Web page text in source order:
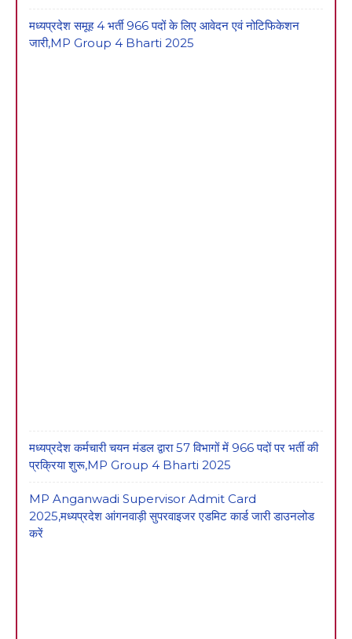
मध्यप्रदेश समूह 4 भर्ती 966 पदों के लिए आवेदन एवं नोटिफिकेशन
जारी,MP Group 4 Bharti 2025
मध्यप्रदेश कर्मचारी चयन मंडल द्वारा 57 विभागों में 966 पदों पर भर्ती की
प्रक्रिया शुरू,MP Group 4 Bharti 2025
MP Anganwadi Supervisor Admit Card
2025,मध्यप्रदेश आंगनवाड़ी सुपरवाइजर एडमिट कार्ड जारी डाउनलोड
करें